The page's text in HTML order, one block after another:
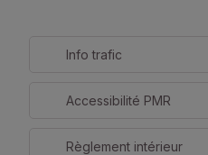
Info trafic
Accessibilité PMR
Règlement intérieur